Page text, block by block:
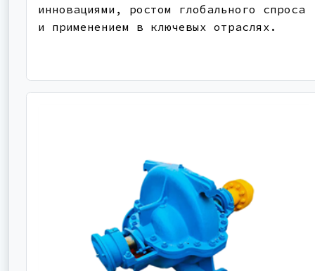
инновациями, ростом глобального спроса
и применением в ключевых отраслях.